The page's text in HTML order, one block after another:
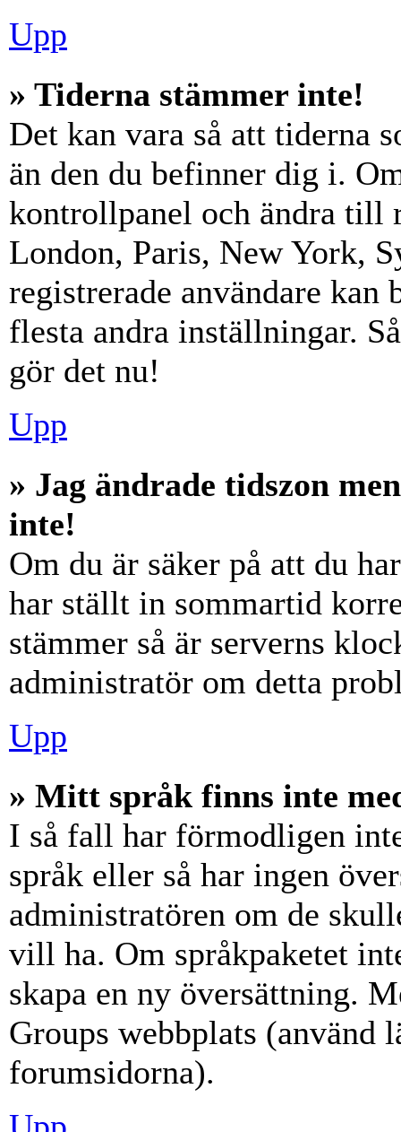
Upp
» Tiderna stämmer inte!
Det kan vara så att tiderna
än den du befinner dig i.
kontrollpanel och ändra till
London, Paris, New York,
registrerade användare kan
flesta andra inställningar.
gör det nu!
Upp
» Jag ändrade tidszon
inte!
Om du är säker på att du
har ställt in sommartid
stämmer så är serverns
administratör om detta
Upp
» Mitt språk finns inte
I så fall har förmodligen
språk eller så har ingen
administratören om de
vill ha. Om språkpaketet
skapa en ny översättning.
Groups webbplats (använd
forumsidorna).